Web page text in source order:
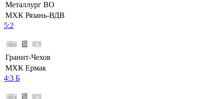
Металлург ВО
МХК Рязань-ВДВ
5:2
Гранит-Чехов
МХК Ермак
4:3 Б